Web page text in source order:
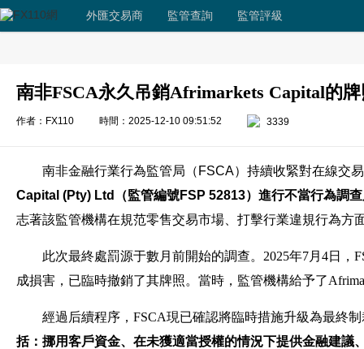
外匯交易商 監管查詢 監管評級
南非FSCA永久吊銷Afrimarkets Capital的
作者：FX110 時間：2025-12-10 09:51:52 3339
南非金融行業行為監管局（FSCA）持續收緊對在線交
Capital (Pty) Ltd（監管編號FSP 52813）進行不當行為調
志著該監管機構在規范零售交易市場、打擊行業違規行為方
此次最終處罰源于數月前開始的調查。2025年7月4日
成損害，已臨時撤銷了其牌照。當時，監管機構給予了
經過后續程序，FSCA現已確認將臨時措施升級為最終
括：挪用客戶資金、在未獲適當授權的情況下提供金融建議